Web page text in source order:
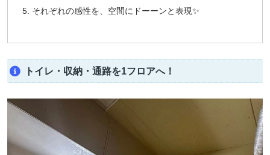
それぞれの感性を、空間にドーーンと表現✨
トイレ・収納・通路を1フロアへ！